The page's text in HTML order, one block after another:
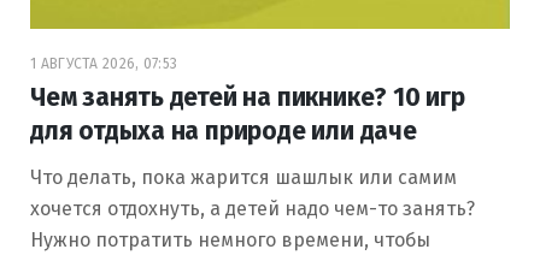
1 АВГУСТА 2026, 07:53
Чем занять детей на пикнике? 10 игр
для отдыха на природе или даче
Что делать, пока жарится шашлык или самим
хочется отдохнуть, а детей надо чем-то занять?
Нужно потратить немного времени, чтобы